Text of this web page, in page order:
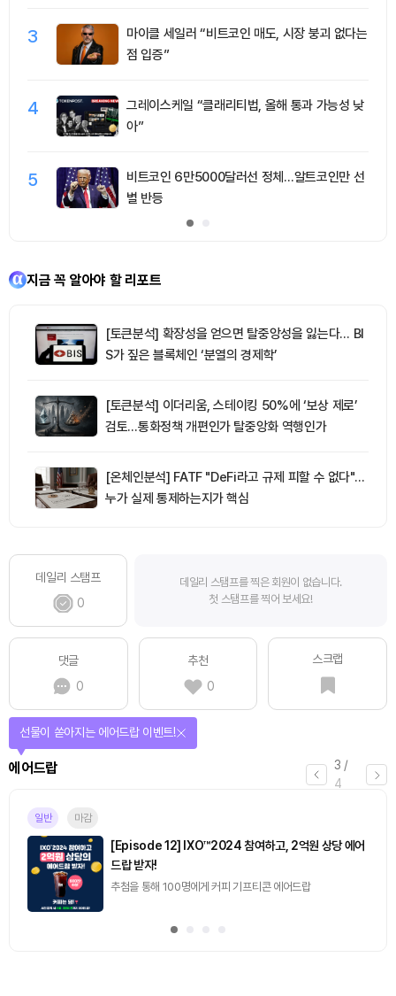
3
마이클 세일러 “비트코인 매도, 시장 붕괴 없다는
점 입증”
4
그레이스케일 “클래리티법, 올해 통과 가능성 낮
아”
5
비트코인 6만5000달러선 정체…알트코인만 선
별 반등
지금 꼭 알아야 할 리포트
[토큰분석] 확장성을 얻으면 탈중앙성을 잃는다… BI
S가 짚은 블록체인 ‘분열의 경제학’
[토큰분석] 이더리움, 스테이킹 50%에 ‘보상 제로’
검토…통화정책 개편인가 탈중앙화 역행인가
[온체인분석] FATF "DeFi라고 규제 피할 수 없다"…
누가 실제 통제하는지가 핵심
데일리 스탬프
0
데일리 스탬프를 찍은 회원이 없습니다.
첫 스탬프를 찍어 보세요!
댓글
0
추천
0
스크랩
4 /
4
퀴즈
퀴즈풀고 선물 받자!
마감
[토큰포스트] 기사 퀴즈 658회차
2026.08.07 (금) ~ 2026.08.08 (토)